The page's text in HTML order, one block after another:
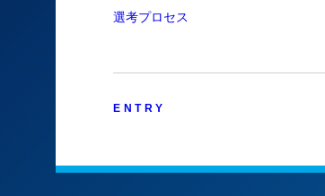
選考プロセス
ENTRY